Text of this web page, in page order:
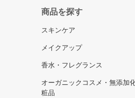
商品を探す
スキンケア
メイクアップ
香水・フレグランス
オーガニックコスメ・無添加
粧品